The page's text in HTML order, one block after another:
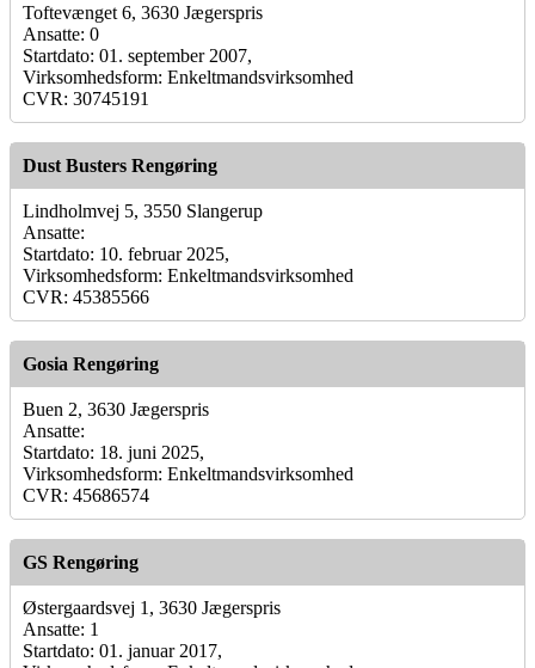
Toftevænget 6, 3630 Jægerspris
Ansatte: 0
Startdato: 01. september 2007,
Virksomhedsform: Enkeltmandsvirksomhed
CVR: 30745191
Dust Busters Rengøring
Lindholmvej 5, 3550 Slangerup
Ansatte:
Startdato: 10. februar 2025,
Virksomhedsform: Enkeltmandsvirksomhed
CVR: 45385566
Gosia Rengøring
Buen 2, 3630 Jægerspris
Ansatte:
Startdato: 18. juni 2025,
Virksomhedsform: Enkeltmandsvirksomhed
CVR: 45686574
GS Rengøring
Østergaardsvej 1, 3630 Jægerspris
Ansatte: 1
Startdato: 01. januar 2017,